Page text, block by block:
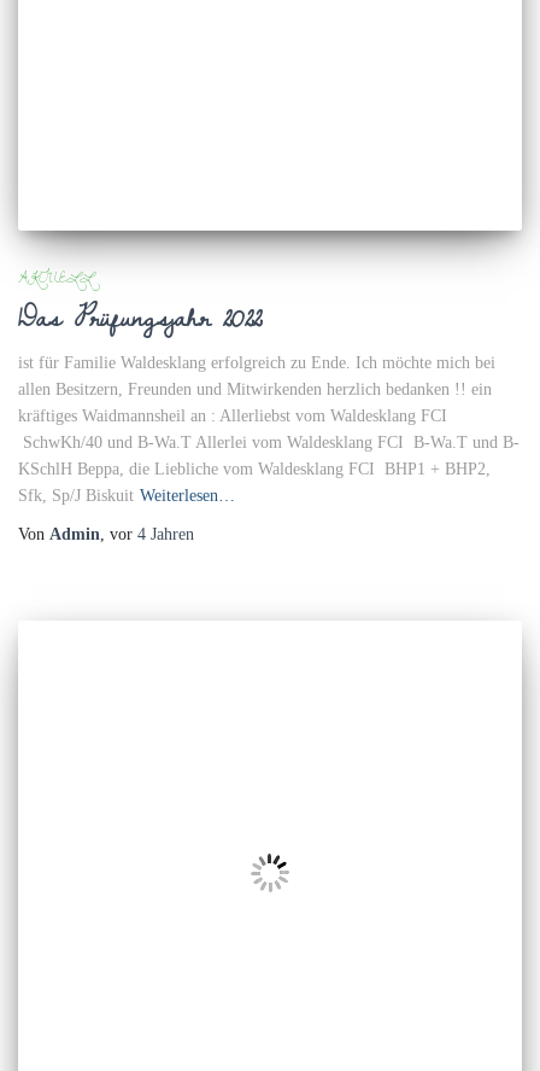
AKTUELL
Das Prüfungsjahr 2022
ist für Familie Waldesklang erfolgreich zu Ende. Ich möchte mich bei
allen Besitzern, Freunden und Mitwirkenden herzlich bedanken !! ein
kräftiges Waidmannsheil an : Allerliebst vom Waldesklang FCI
SchwKh/40 und B-Wa.T Allerlei vom Waldesklang FCI B-Wa.T und B-
KSchlH Beppa, die Liebliche vom Waldesklang FCI BHP1 + BHP2,
Sfk, Sp/J Biskuit Weiterlesen…
Von Admin, vor 4 Jahren